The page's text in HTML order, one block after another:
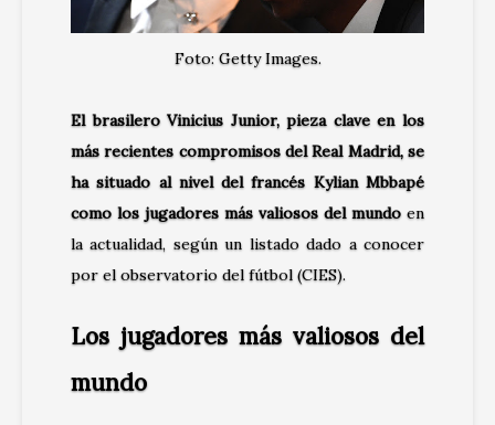
Foto: Getty Images.
El brasilero Vinicius Junior, pieza clave en los
más recientes compromisos del Real Madrid, se
ha situado al nivel del francés Kylian Mbbapé
como los jugadores más valiosos del mundo en
la actualidad, según un listado dado a conocer
por el observatorio del fútbol (CIES).
Los jugadores más valiosos del
mundo